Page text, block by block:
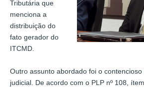
Tributária que
menciona a
distribuição do
fato gerador do
ITCMD.
Outro assunto abordado foi o
judicial. De acordo com o PLP nº 108,